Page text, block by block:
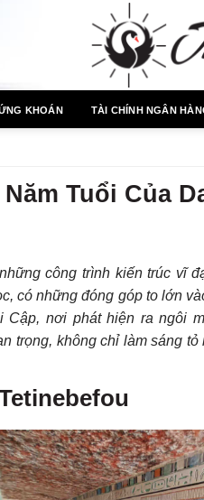
KHOÁN TÀI CHÍNH NGÂN
Tuổi Của
công trình kiến trúc vĩ
có những đóng góp to lớn
nơi phát hiện ra ngôi
trọng, không chỉ làm sáng